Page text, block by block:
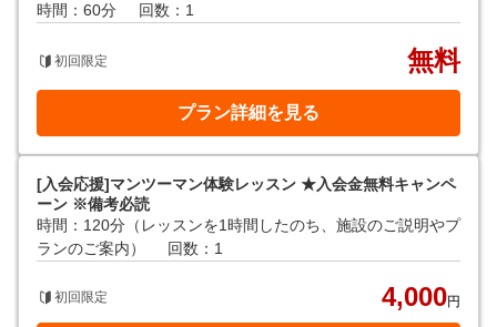
時間：60分
回数：1
初回限定 無料
プラン詳細を見る
[入会応援]マンツーマン体験レッスン ★入会金無料キャンペ
ーン ※備考必読
時間：120分（レッスンを1時間したのち、施設のご説明やプ
ランのご案内）
回数：1
初回限定 4,000円